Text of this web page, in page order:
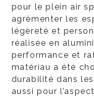
pour le plein air
agrémenter les
légèreté et
réalisée en
performance et
matériau a été
durabilité dans
aussi pour